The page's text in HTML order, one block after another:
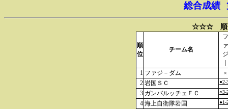
総合成績
☆☆☆ 順
順
位
チーム名
フ
ァ
ジ
1 ファジ－ダム ×
2 岩国ＳＣ ●2-
3 ガンバルッチェＦＣ ○3-
4 海上自衛隊岩国 ●1-